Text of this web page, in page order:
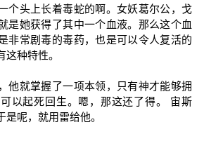
个头上长着毒蛇的啊。女妖葛尔公，戈
是她获得了其中一个血液。那么这个血
非常剧毒的毒药，也是可以令人复活的
种特性。
他就掌握了一项本领，只有神才能够拥
以起死回生。嗯，那这还了得。 宙斯
呢，就用雷给他。